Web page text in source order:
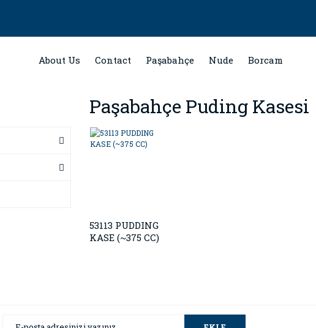
About Us Contact Paşabahçe Nude Borcam
Paşabahçe Puding Kasesi
53113 PUDDING
KASE (~375 CC)